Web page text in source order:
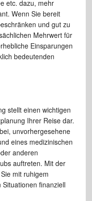
etc. dazu, mehr
Wenn Sie bereit
und gut zu
Mehrwert für
Einsparungen
bedeutenden
stellt einen wichtigen
Ihrer Reise dar.
unvorhergesehene
eines medizinischen
anderen
auftreten. Mit der
mit ruhigem
finanziell